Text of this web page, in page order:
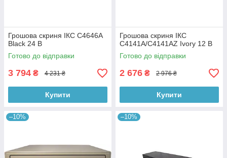
Грошова скриня ІКС C4646A
Black 24 В
Готово до відправки
3 794 ₴ 4 231 ₴
Купити
Грошова скриня ІКС
C4141A/C4141AZ Ivory 12 В
Готово до відправки
2 676 ₴ 2 976 ₴
Купити
–10% –10%